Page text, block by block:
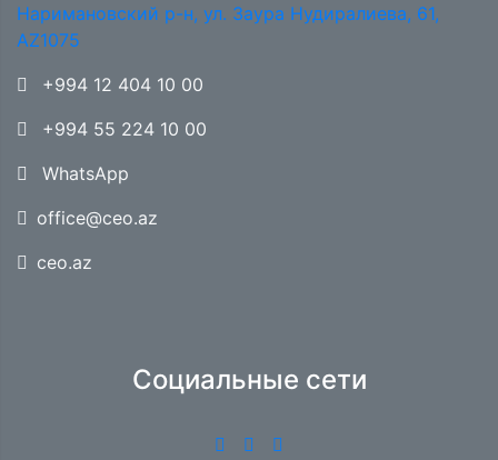
Наримановский р-н, ул. Заура Нудиралиева, 61,
AZ1075
+994 12 404 10 00
+994 55 224 10 00
WhatsApp
office@ceo.az
ceo.az
Социальные сети